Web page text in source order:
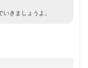
きましょうよ。